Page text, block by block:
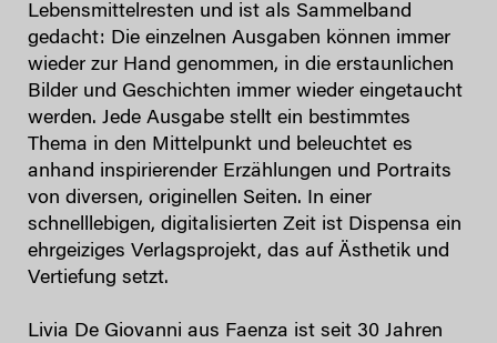
Lebensmittelresten und ist als Sammelband
gedacht: Die einzelnen Ausgaben können immer
wieder zur Hand genommen, in die erstaunlichen
Bilder und Geschichten immer wieder eingetaucht
werden. Jede Ausgabe stellt ein bestimmtes
Thema in den Mittelpunkt und beleuchtet es
anhand inspirierender Erzählungen und Portraits
von diversen, originellen Seiten. In einer
schnelllebigen, digitalisierten Zeit ist Dispensa ein
ehrgeiziges Verlagsprojekt, das auf Ästhetik und
Vertiefung setzt.
Livia De Giovanni aus Faenza ist seit 30 Jahren